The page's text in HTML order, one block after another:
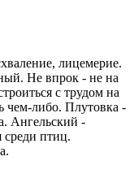
лицемерие.
Не впрок - не на
с трудом на
чем-либо. Плутовка -
Ангельский -
птиц.